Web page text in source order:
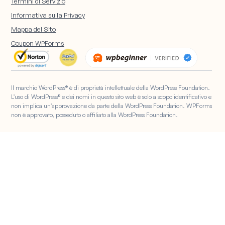
Hosting WordPress
WPBeginner
Informativa sulla Privacy
Mappa del Sito
Coupon WPForms
Il marchio WordPress® è di proprietà intellettuale della WordPress Foundation.
L'uso di WordPress® e dei nomi in questo sito web è solo a scopo identificativo e
non implica un'approvazione da parte della WordPress Foundation. WPForms
non è approvato, posseduto o affiliato alla WordPress Foundation.